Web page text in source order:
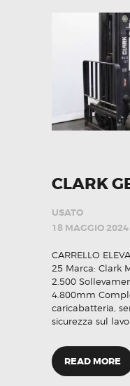
CLARK
USATO
18 MAGGIO 2024
CARRELLO
25 Marca: Clark
2.500
4.800mm
caricabatteria,
sicurezza sul
READ MORE